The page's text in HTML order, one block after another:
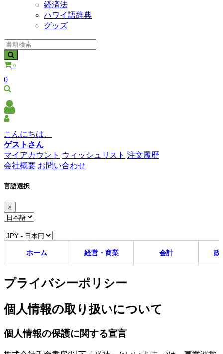
経済法
ハワイ語辞典
グッズ
0
0
こんにちは、
ゲストさん
マイアカウント ウィッシュリスト 注文履歴
会社概要 お問い合わせ
言語選択
×
ホーム 経営・商業 会計 政
プライバシーポリシー
個人情報の取り扱いについて
個人情報の保護に関する宣言